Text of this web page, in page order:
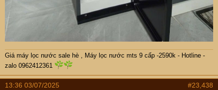
Giá máy lọc nước sale hè , Máy lọc nước mts 9 cấp -2590k - Hotline -
zalo 0962412361
13:36 03/07/2025 #23,438